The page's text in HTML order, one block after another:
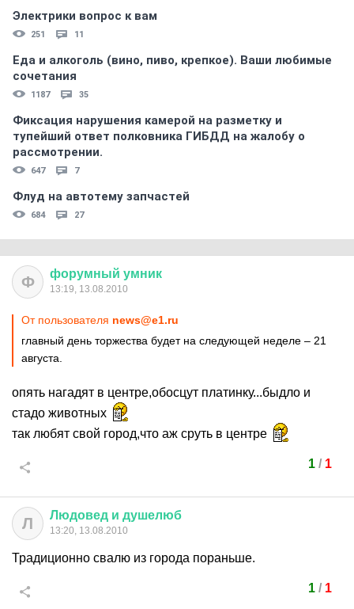
Электрики вопрос к вам
251 11
Еда и алкоголь (вино, пиво, крепкое). Ваши любимые
сочетания
1187 35
Фиксация нарушения камерой на разметку и
тупейший ответ полковника ГИБДД на жалобу о
рассмотрении.
647 7
Флуд на автотему запчастей
684 27
Ф форумный умник
13:19, 13.08.2010
От пользователя news@e1.ru
главный день торжества будет на следующей неделе – 21
августа.
опять нагадят в центре,обосцут платинку...быдло и
стадо животных
так любят свой город,что аж сруть в центре
1/ 1
Л Людовед и душелюб
13:20, 13.08.2010
Традиционно свалю из города пораньше.
1/ 1